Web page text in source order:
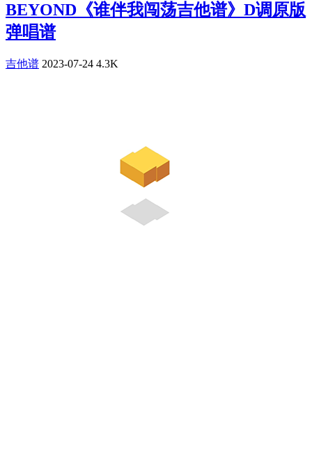
BEYOND《谁伴我闯荡吉他谱》D调原版
弹唱谱
吉他谱 2023-07-24 4.3K